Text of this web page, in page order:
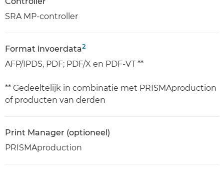
SRA MP-controller
Format invoerdata2
AFP/IPDS, PDF; PDF/X en PDF-VT **
** Gedeeltelijk in combinatie met PRISMAproduction
of producten van derden
Print Manager (optioneel)
PRISMAproduction